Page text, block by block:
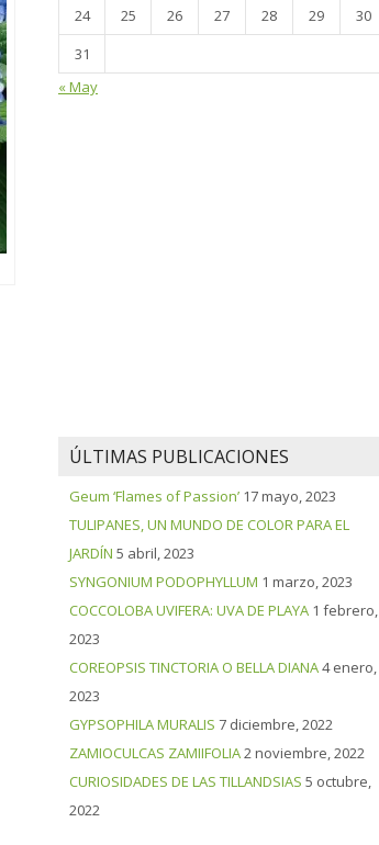
24
25 26 27 28 29
30
31
« May
ÚLTIMAS PUBLICACIONES
Geum ‘Flames of Passion’ 17 mayo, 2023
TULIPANES, UN MUNDO DE COLOR PARA EL
JARDÍN 5 abril, 2023
SYNGONIUM PODOPHYLLUM 1 marzo, 2023
COCCOLOBA UVIFERA: UVA DE PLAYA 1 febrero,
2023
COREOPSIS TINCTORIA O BELLA DIANA4 enero,
2023
GYPSOPHILA MURALIS 7 diciembre, 2022
ZAMIOCULCAS ZAMIIFOLIA2 noviembre, 2022
CURIOSIDADES DE LAS TILLANDSIAS 5 octubre,
2022